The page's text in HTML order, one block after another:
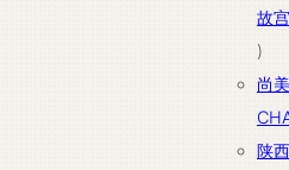
故
12
个
产
品
尚
陕